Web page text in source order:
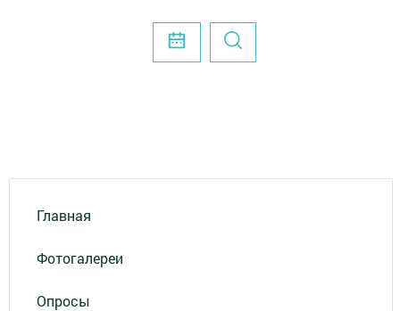
Главная
Фотогалереи
Опросы